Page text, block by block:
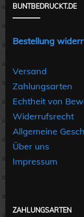
BUNTBEDRUCKT.DE
Bestellung
Versand
Zahlungsarten
Echtheit von
Widerrufsrecht
Allgemeine
Über uns
Impressum
ZAHLUNGSARTEN